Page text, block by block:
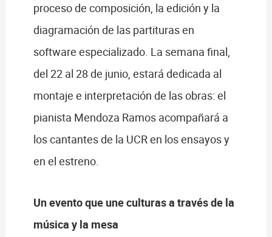
proceso de composición, la edición y la
diagramación de las partituras en
software especializado. La semana final,
del 22 al 28 de junio, estará dedicada al
montaje e interpretación de las obras: el
pianista Mendoza Ramos acompañará a
los cantantes de la UCR en los ensayos y
en el estreno.
Un evento que une culturas a través de la
música y la mesa